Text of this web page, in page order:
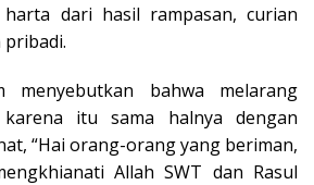
harta dari hasil rampasan, curian
menyebutkan bahwa melarang
itu sama halnya dengan
“Hai orang-orang yang beriman,
Allah SWT dan Rasul